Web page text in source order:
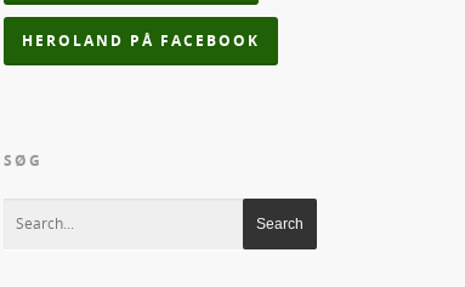
HEROLAND PÅ FACEBOOK
SØG